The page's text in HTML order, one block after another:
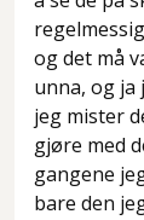
og det må
unna, og ja
jeg mister
gjøre med
gangene
bare den